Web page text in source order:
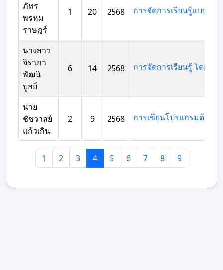
ภัทร
พรหม
ราษฎร์
1 20 2568
นางสาว
จิราภา
พัฒนิ
บูลย์
6 14 2568
นาย
ชัชวาลย์
แก้วเกิน
2 9 2568
1 2 3 4 5 6 7 8 9